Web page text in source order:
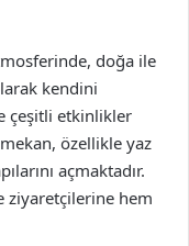
doğa ile
kendini
çeşitli etkinlikler
özellikle yaz
açmaktadır.
ziyaretçilerine hem